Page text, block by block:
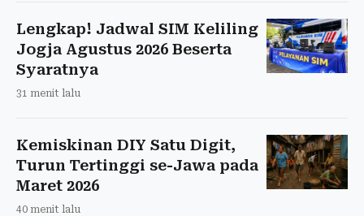
Lengkap! Jadwal SIM Keliling
Jogja Agustus 2026 Beserta
Syaratnya
31 menit lalu
Kemiskinan DIY Satu Digit,
Turun Tertinggi se-Jawa pada
Maret 2026
40 menit lalu